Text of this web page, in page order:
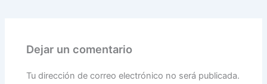
Dejar un comentario
Tu dirección de correo electrónico no será publicada.